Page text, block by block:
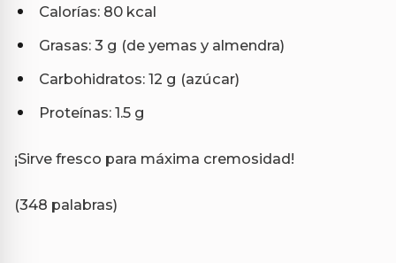
Calorías: 80 kcal
Grasas: 3 g (de yemas y almendra)
Carbohidratos: 12 g (azúcar)
Proteínas: 1.5 g
¡Sirve fresco para máxima cremosidad!
(348 palabras)